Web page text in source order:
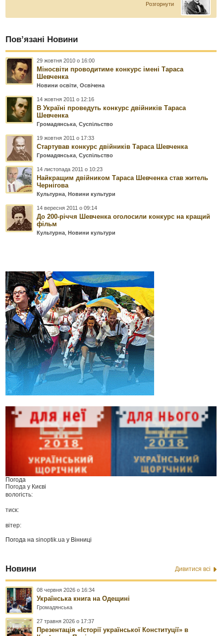
Розгорнути
Пов’язані Новини
29 жовтня 2010 о 16:00
Міносвіти проводитиме конкурс імені Тараса
Шевченка
Новини освіти ,Освічена
14 жовтня 2011 о 12:16
В Україні проведуть конкурс двійників Тараса
Шевченка
Громадянська ,Суспільство
19 жовтня 2011 о 17:33
Стартував конкурс двійників Тараса Шевченка
Громадянська ,Суспільство
14 листопада 2011 о 10:23
Найкращим двійником Тараса Шевченка став житель
Чернігова
Культурна ,Новини культури
14 вересня 2011 о 09:14
До 200-річчя Шевченка оголосили конкурс на кращий
фільм
Культурна ,Новини культури
Погода
Погода у Києві
вологість:
тиск:
вітер:
Погода наsinoptik.ua у Вінниці
Новини Дивитися всі
08 червня 2026 о 16:34
Українська книга на Одещині
Громадянська
27 травня 2026 о 17:37
Презентація «Історії української Конституції» в